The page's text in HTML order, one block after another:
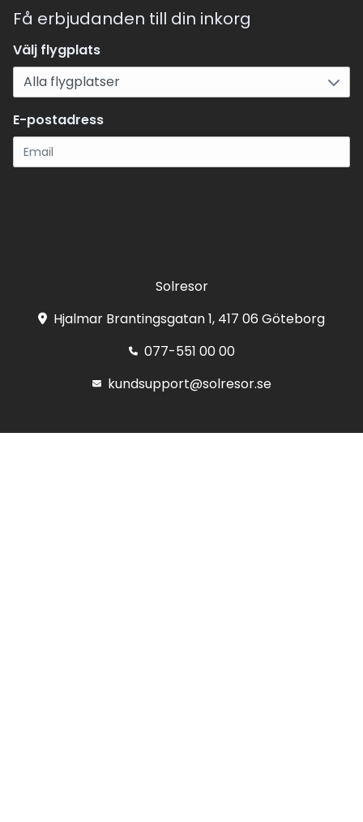
Få erbjudanden till din inkorg
Välj flygplats
E-postadress
Solresor
Hjalmar Brantingsgatan 1, 417 06 Göteborg
077-551 00 00
kundsupport@solresor.se